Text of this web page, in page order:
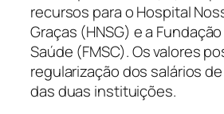
recursos para o Hospital
Graças (HNSG) e a
Saúde (FMSC). Os valores
regularização dos salários
das duas instituições.